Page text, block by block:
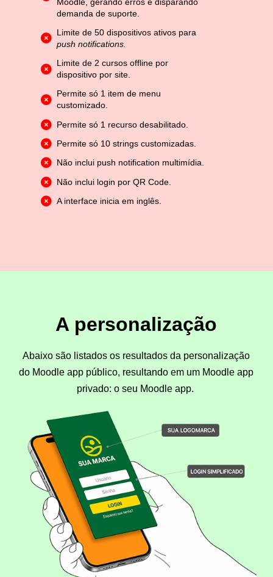
Moodle, gerando erros e disparando
demanda de suporte.
Limite de 50 dispositivos ativos para
push notifications.
Limite de 2 cursos offline por
dispositivo por site.
Permite só 1 item de menu
customizado.
Permite só 1 recurso desabilitado.
Permite só 10 strings customizadas.
Não inclui push notification multimídia.
Não inclui login por QR Code.
A interface inicia em inglês.
A personalização
Abaixo são listados os resultados da personalização
do Moodle app público, resultando em um Moodle app
privado: o seu Moodle app.